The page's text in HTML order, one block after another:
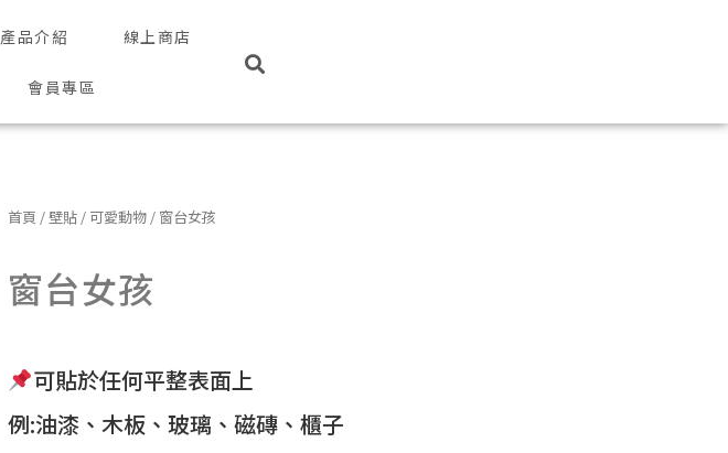
產品介紹 線上商店
會員專區
首頁 /壁貼 / 可愛動物 / 窗台女孩
窗台女孩
可貼於任何平整表面上
例:油漆、木板、玻璃、磁磚、櫃子